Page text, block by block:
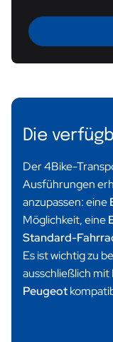
Die
Der 4Bike-
Ausführungen
anzupassen: eine
Möglichkeit, eine
Standard-
Es ist wichtig zu
ausschließlich
Peugeot